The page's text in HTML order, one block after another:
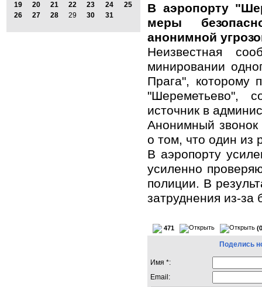
19
20 21 22 23 24
25
26
27 28 29 30 31
В аэропорту
меры
анонимной
Неизвестная
минировании
Прага", которому
"Шереметьево",
источник в
Анонимный
о том, что один из
В аэропорту
усиленно
полиции. В
затруднения из-за
471
Поделись
Имя *:
Email: